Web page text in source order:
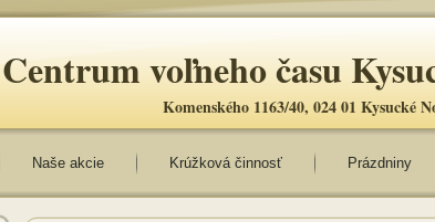
Centrum voľneho času
Komenského 1163/40, 024 01 Kysucké
Naše akcie Krúžková činnosť Prázdniny